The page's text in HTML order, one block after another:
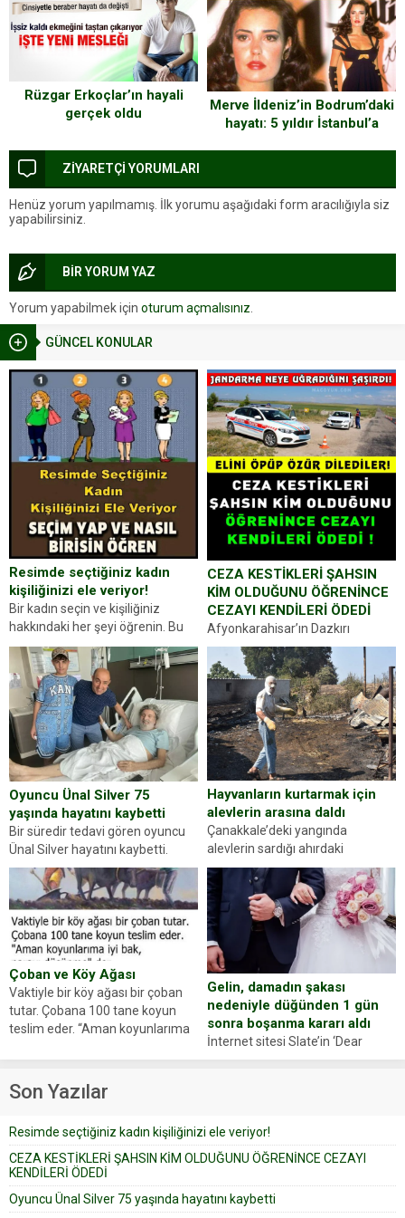
GÜNCEL KONULAR
Resimde seçtiğiniz kadın
kişiliğinizi ele veriyor!
Bir kadın seçin ve kişiliğiniz
hakkındaki her şeyi öğrenin. Bu
kez karşınıza oldukça farklı bir
kişilik testiyle çıkıyoruz. Resimde
gördüğünüz kadın figürlerinden
dikkatinizi en...
CEZA KESTİKLERİ ŞAHSIN
KİM OLDUĞUNU ÖĞRENİNCE
CEZAYI KENDİLERİ ÖDEDİ
Afyonkarahisar’ın Dazkırı
ilçesinde trafik uygulaması
yapan jandarma ekipleri
durdurdukları bir otomobilin
sürücüsünden ehliyet ve ruhsat
sorup belgelerini istedi. Sürücü
Abdurrahman Ö.nün verdiği
evraklarda eksik olduğunu...
Oyuncu Ünal Silver 75
yaşında hayatını kaybetti
Bir süredir tedavi gören oyuncu
Ünal Silver hayatını kaybetti.
Haberi, oyuncunun menajerlik
ajansı duyurdu. Renda Güner,
sosyal medya hesabında “Usta
Oyuncumuz ve çok değerli
dostumuz...
Hayvanların kurtarmak için
alevlerin arasına daldı
Çanakkale’deki yangında
alevlerin sardığı ahırdaki
hayvanlarını kurtarmak isteyen
Zeki Demir (66) ölümden döndü.
Yüzünde ve ellerinde yanıklar
oluşan Demir, kâbus dolu anları
anlattı… Merkeze bağlı...
Çoban ve Köy Ağası
Vaktiyle bir köy ağası bir çoban
tutar. Çobana 100 tane koyun
teslim eder. “Aman koyunlarıma
Çoban koyunları alır gider. Aylar...
Gelin, damadın şakası
nedeniyle düğünden 1 gün
sonra boşanma kararı aldı
İnternet sitesi Slate’in ‘Dear
Prudence’ isimli tavsiye köşesine
yapıştırdığı için düğünden...
Son Yazılar
Resimde seçtiğiniz kadın kişiliğinizi ele veriyor!
CEZA KESTİKLERİ ŞAHSIN KİM OLDUĞUNU ÖĞRENİNCE CEZAYI
KENDİLERİ ÖDEDİ
Oyuncu Ünal Silver 75 yaşında hayatını kaybetti
Rüzgar Erkoçlar’ın hayali
gerçek oldu
Merve İldeniz’in Bodrum’daki
hayatı: 5 yıldır İstanbul’a
ZİYARETÇİ YORUMLARI
Henüz yorum yapılmamış. İlk yorumu aşağıdaki form aracılığıyla siz
yapabilirsiniz.
BİR YORUM YAZ
Yorum yapabilmek için oturum açmalısınız